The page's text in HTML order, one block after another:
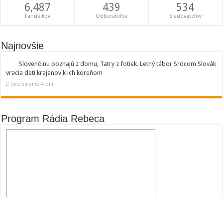
6,487
Fanúšikov
439
Odberateľov
534
Sledovateľov
Najnovšie
Slovenčinu poznajú z domu, Tatry z fotiek. Letný tábor Srdcom Slovák
vracia deti krajanov k ich koreňom
Uverejnené: 4 dni
Program Rádia Rebeca